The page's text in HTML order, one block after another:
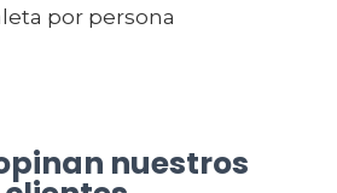
por persona
nuestros